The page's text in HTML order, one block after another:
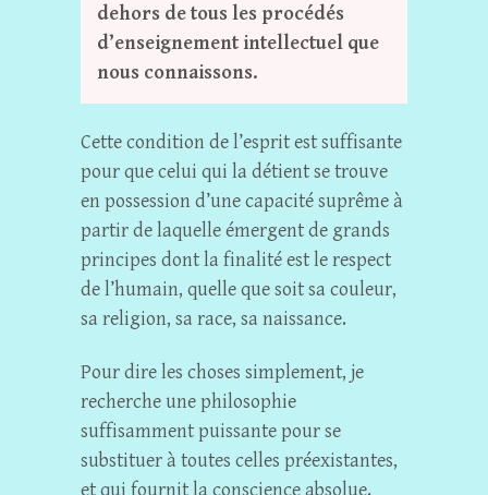
dehors de tous les procédés
d’enseignement intellectuel que
nous connaissons.
Cette condition de l’esprit est suffisante
pour que celui qui la détient se trouve
en possession d’une capacité suprême à
partir de laquelle émergent de grands
principes dont la finalité est le respect
de l’humain, quelle que soit sa couleur,
sa religion, sa race, sa naissance.
Pour dire les choses simplement, je
recherche une philosophie
suffisamment puissante pour se
substituer à toutes celles préexistantes,
et qui fournit la conscience absolue.